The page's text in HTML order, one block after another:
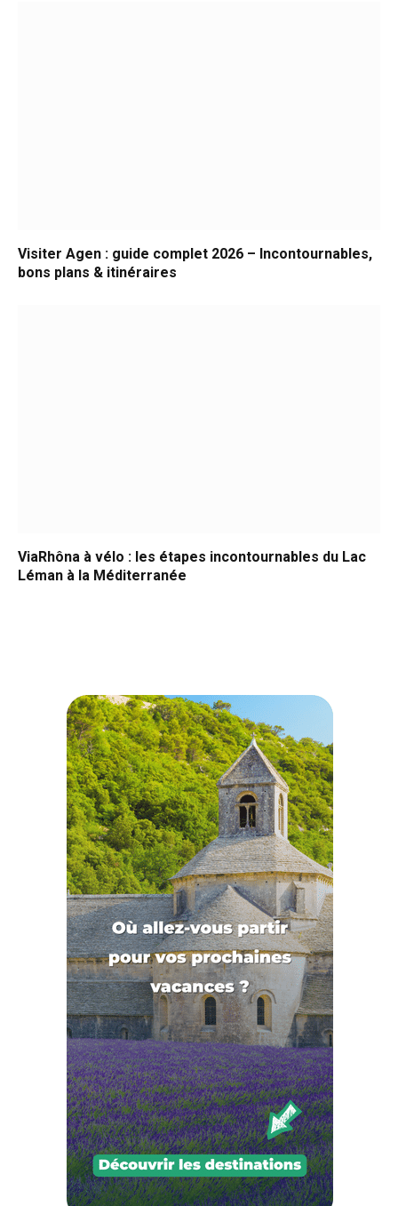
Visiter Agen : guide complet 2026 – Incontournables,
bons plans & itinéraires
ViaRhôna à vélo : les étapes incontournables du Lac
Léman à la Méditerranée